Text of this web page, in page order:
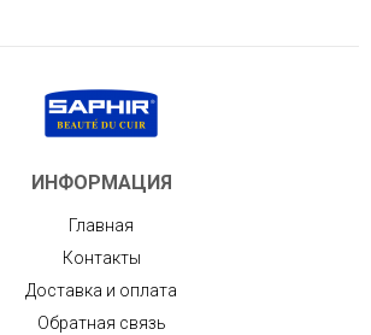
ИНФОРМАЦИЯ
Главная
Контакты
Доставка и оплата
Обратная связь